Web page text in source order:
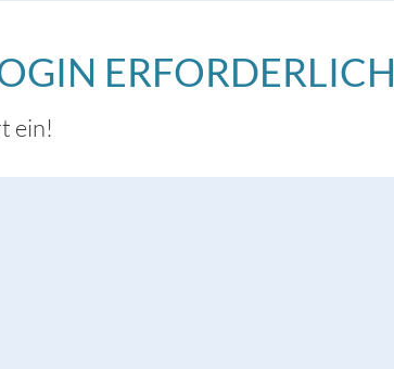
ERFORDERLICH
ein!